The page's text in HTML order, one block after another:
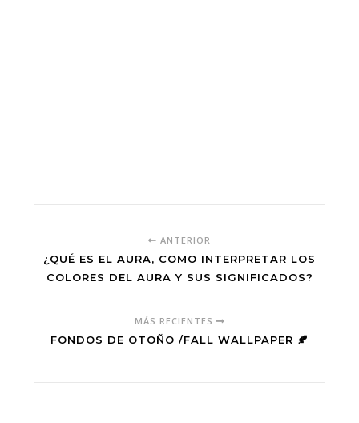
ANTERIOR
¿QUÉ ES EL AURA, COMO INTERPRETAR LOS
COLORES DEL AURA Y SUS SIGNIFICADOS?
MÁS RECIENTES
FONDOS DE OTOÑO /FALL WALLPAPER 🍂